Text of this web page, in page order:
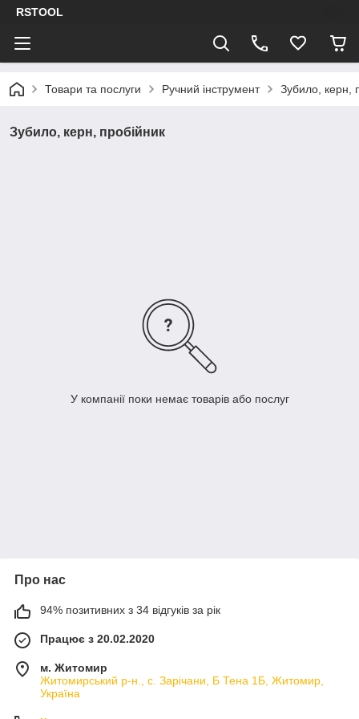
RSTOOL
Товари та послуги Ручний інструмент Зубило, керн,
Зубило, керн, пробійник
У компанії поки немає товарів або послуг
Про нас
94% позитивних з 34 відгуків за рік
Працює з 20.02.2020
м. Житомир
Житомирський р-н., с. Зарічани, Б Тена 1Б, Житомир,
Україна